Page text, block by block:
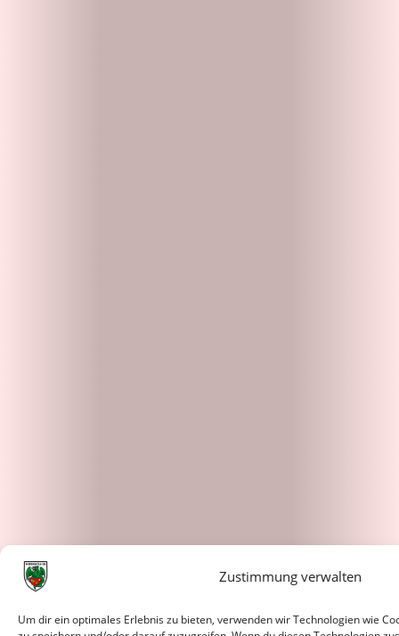
Zustimmung verwalten
Um dir ein optimales Erlebnis zu bieten, verwenden wir Technologien wie